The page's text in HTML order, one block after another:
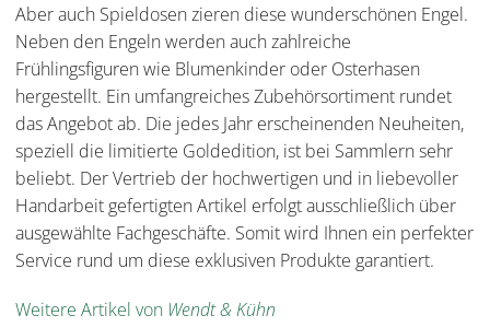
Aber auch Spieldosen zieren diese wunderschönen Engel.
Neben den Engeln werden auch zahlreiche
Frühlingsfiguren wie Blumenkinder oder Osterhasen
hergestellt. Ein umfangreiches Zubehörsortiment rundet
das Angebot ab. Die jedes Jahr erscheinenden Neuheiten,
speziell die limitierte Goldedition, ist bei Sammlern sehr
beliebt. Der Vertrieb der hochwertigen und in liebevoller
Handarbeit gefertigten Artikel erfolgt ausschließlich über
ausgewählte Fachgeschäfte. Somit wird Ihnen ein perfekter
Service rund um diese exklusiven Produkte garantiert.
Weitere Artikel von Wendt & Kühn